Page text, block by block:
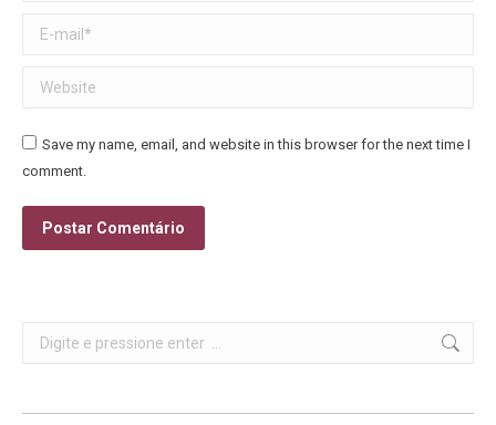
E-mail *
Website
Save my name, email, and website in this browser for the next time I
comment.
Postar Comentário
Search: